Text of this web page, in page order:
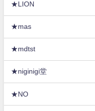
★LION
★mas
★mdtst
★niginigi堂
★NO